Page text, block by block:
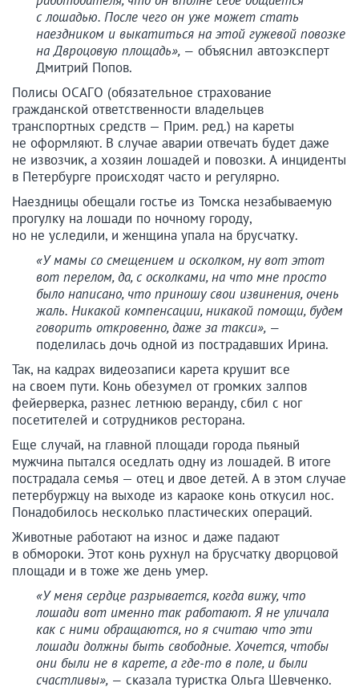
с лошадью. После чего он уже может стать
наездником и выкатиться на этой гужевой повозке
на Двроцовую площадь», — объяснил автоэксперт
Дмитрий Попов.
Полисы ОСАГО (обязательное страхование
гражданской ответственности владельцев
транспортных средств — Прим. ред.) на кареты
не оформляют. В случае аварии отвечать будет даже
не извозчик, а хозяин лошадей и повозки. А инциденты
в Петербурге происходят часто и регулярно.
Наездницы обещали гостье из Томска незабываемую
прогулку на лошади по ночному городу,
но не уследили, и женщина упала на брусчатку.
«У мамы со смещением и осколком, ну вот этот
вот перелом, да, с осколками, на что мне просто
было написано, что приношу свои извинения, очень
жаль. Никакой компенсации, никакой помощи, будем
говорить откровенно, даже за такси», —
поделилась дочь одной из пострадавших Ирина.
Так, на кадрах видеозаписи карета крушит все
на своем пути. Конь обезумел от громких залпов
фейерверка, разнес летнюю веранду, сбил с ног
посетителей и сотрудников ресторана.
Еще случай, на главной площади города пьяный
мужчина пытался оседлать одну из лошадей. В итоге
пострадала семья — отец и двое детей. А в этом случае
петербуржцу на выходе из караоке конь откусил нос.
Понадобилось несколько пластических операций.
Животные работают на износ и даже падают
в обмороки. Этот конь рухнул на брусчатку дворцовой
площади и в тоже же день умер.
«У меня сердце разрывается, когда вижу, что
лошади вот именно так работают. Я не уличала
как с ними обращаются, но я считаю что эти
лошади должны быть свободные. Хочется, чтобы
они были не в карете, а где-то в поле, и были
счастливы», — сказала туристка Ольга Шевченко.